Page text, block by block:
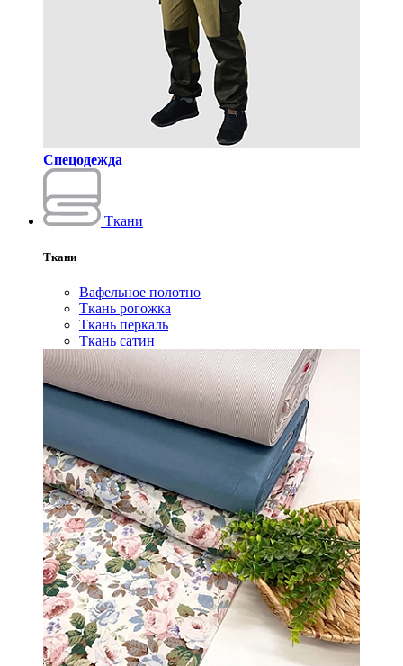
Спецодежда
Ткани
Ткани
Вафельное полотно
Ткань рогожка
Ткань перкаль
Ткань сатин